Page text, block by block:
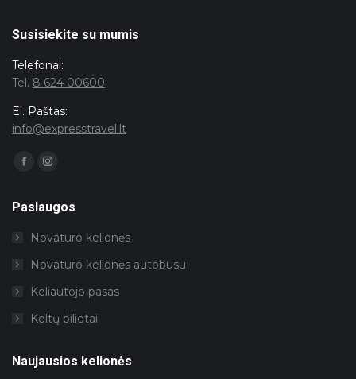
Susisiekite su mumis
Telefonai:
Tel. 8 624 00600
El. Paštas:
info@expresstravel.lt
Facebook
new
Instagram
new
Paslaugos
Novaturo kelionės
Novaturo kelionės autobusu
Keliautojo pasas
Keltų bilietai
Naujausios kelionės